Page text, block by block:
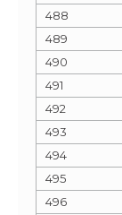
488
489
490
491
492
493
494
495
496